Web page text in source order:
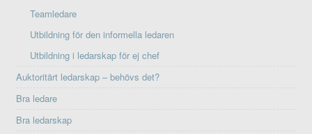
Teamledare
Utbildning för den informella ledaren
Utbildning i ledarskap för ej chef
Auktoritärt ledarskap – behövs det?
Bra ledare
Bra ledarskap